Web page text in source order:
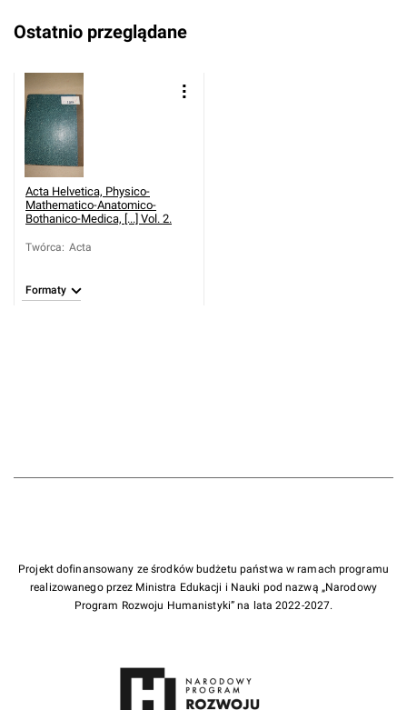
Ostatnio przeglądane
Acta Helvetica, Physico-
Mathematico-Anatomico-
Bothanico-Medica, [...] Vol. 2.
Twórca: Acta
Formaty
Projekt dofinansowany ze środków budżetu państwa w ramach programu
realizowanego przez Ministra Edukacji i Nauki pod nazwą „Narodowy
Program Rozwoju Humanistyki” na lata 2022-2027.